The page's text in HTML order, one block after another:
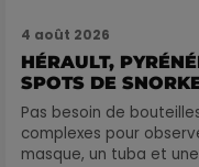
4 août 2026
HÉRAULT,
SPOTS DE
Pas besoin de
complexes pour
masque, un tuba et